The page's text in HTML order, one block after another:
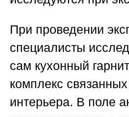
При проведении
специалисты
сам кухонный
комплекс
интерьера. В поле